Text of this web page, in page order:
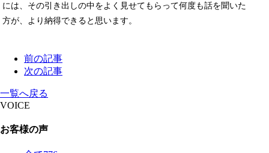
には、その引き出しの中をよく見せてもらって何度も話を聞いた
方が、より納得できると思います。
前の記事
次の記事
一覧へ戻る
VOICE
お客様の声